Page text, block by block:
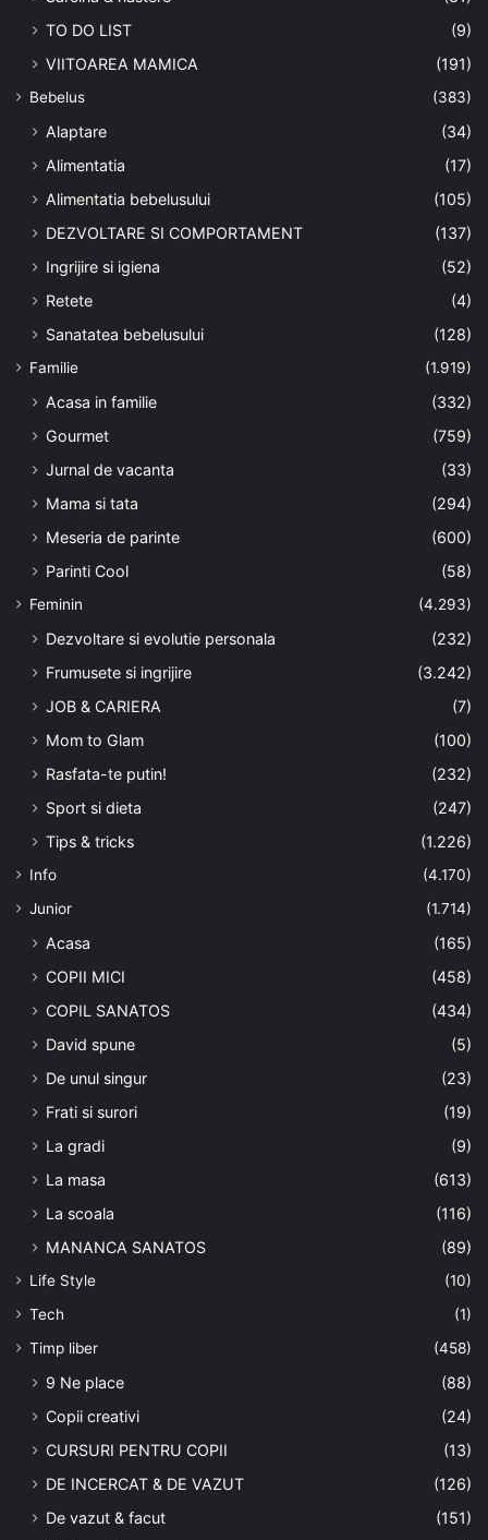
TO DO LIST
(9)
VIITOAREA MAMICA
(191)
Bebelus (383)
Alaptare
(34)
Alimentatia
(17)
Alimentatia bebelusului
(105)
DEZVOLTARE SI COMPORTAMENT
(137)
Ingrijire si igiena
(52)
Retete
(4)
Sanatatea bebelusului
(128)
Familie (1.919)
Acasa in familie
(332)
Gourmet
(759)
Jurnal de vacanta
(33)
Mama si tata
(294)
Meseria de parinte
(600)
Parinti Cool
(58)
Feminin (4.293)
Dezvoltare si evolutie personala
(232)
Frumusete si ingrijire
(3.242)
JOB & CARIERA
(7)
Mom to Glam
(100)
Rasfata-te putin!
(232)
Sport si dieta
(247)
Tips & tricks
(1.226)
Info
(4.170)
Junior
(1.714)
Acasa
(165)
COPII MICI
(458)
COPIL SANATOS
(434)
David spune
(5)
De unul singur
(23)
Frati si surori
(19)
La gradi
(9)
La masa
(613)
La scoala
(116)
MANANCA SANATOS
(89)
Life Style
(10)
Tech
(1)
Timp liber
(458)
9 Ne place
(88)
Copii creativi
(24)
CURSURI PENTRU COPII
(13)
DE INCERCAT & DE VAZUT
(126)
De vazut & facut
(151)